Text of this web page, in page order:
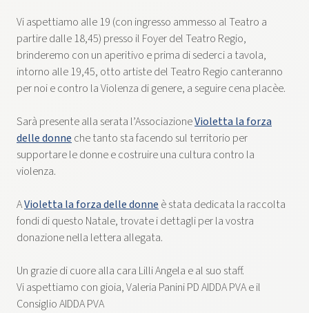
Vi aspettiamo alle 19 (con ingresso ammesso al Teatro a
partire dalle 18,45) presso il Foyer del Teatro Regio,
brinderemo con un aperitivo e prima di sederci a tavola,
intorno alle 19,45, otto artiste del Teatro Regio canteranno
per noi e contro la Violenza di genere, a seguire cena placèe.
Sarà presente alla serata l’AssociazioneVioletta la forza
delle donneche tanto sta facendo sul territorio per
supportare le donne e costruire una cultura contro la
violenza.
AVioletta la forza delle donneè stata dedicata la raccolta
fondi di questo Natale, trovate i dettagli per la vostra
donazione nella lettera allegata.
Un grazie di cuore alla cara Lilli Angela e al suo staff.
Vi aspettiamo con gioia, Valeria Panini PD AIDDA PVA e il
Consiglio AIDDA PVA